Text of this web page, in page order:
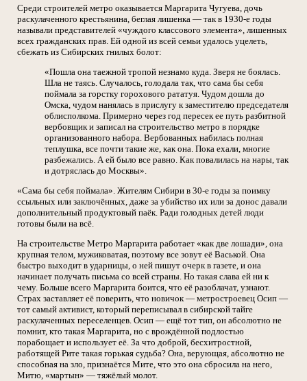
Среди строителей метро оказывается Маргарита Чугуева, дочь
раскулаченного крестьянина, беглая лишенка — так в 1930-е годы
называли представителей «чуждого классового элемента», лишенных
всех гражданских прав. Ей одной из всей семьи удалось уцелеть,
сбежать из Сибирских гнилых болот:
«Пошла она таежной тропой незнамо куда. Зверя не боялась.
Шла не таясь. Случалось, голодала так, что сама бы себя
поймала за горстку горохового рататуя. Чудом дошла до
Омска, чудом нанялась в прислугу к заместителю председателя
облисполкома. Примерно через год пересек ее путь разбитной
вербовщик и записал на строительство метро в порядке
организованного набора. Вербованных набилась полная
теплушка, все почти такие же, как она. Пока ехали, многие
разбежались. А ей было все равно. Как повалилась на нары, так
и дотряслась до Москвы».
«Сама бы себя поймала». Жителям Сибири в 30-е годы за поимку
ссыльных или заключённых, даже за убийство их или за донос давали
дополнительный продуктовый паёк. Ради голодных детей люди
готовы были на всё.
На строительстве Метро Маргарита работает «как две лошади», она
крупная телом, мужиковатая, поэтому все зовут её Васькой. Она
быстро выходит в ударницы, о ней пишут очерк в газете, и она
начинает получать письма со всей страны. Но такая слава ей ни к
чему. Больше всего Маргарита боится, что её разоблачат, узнают.
Страх заставляет её поверить, что новичок — метростроевец Осип —
тот самый активист, который переписывал в сибирской тайге
раскулаченных переселенцев. Осип — ещё тот тип, он абсолютно не
помнит, кто такая Маргарита, но с врождённой подлостью
порабощает и использует её. За что доброй, бесхитростной,
работящей Рите такая горькая судьба? Она, верующая, абсолютно не
способная на зло, признаётся Мите, что это она сбросила на него,
Митю, «мартын» — тяжёлый молот.